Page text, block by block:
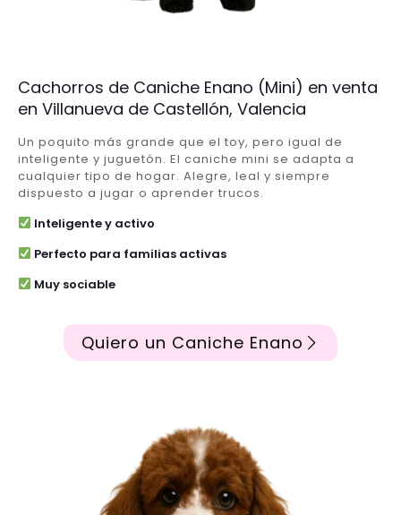
Cachorros de Caniche Enano (Mini) en venta
en Villanueva de Castellón, Valencia
Un poquito más grande que el toy, pero igual de
inteligente y juguetón. El caniche mini se adapta a
cualquier tipo de hogar. Alegre, leal y siempre
dispuesto a jugar o aprender trucos.
Inteligente y activo
Perfecto para familias activas
Muy sociable
Quiero un Caniche Enano